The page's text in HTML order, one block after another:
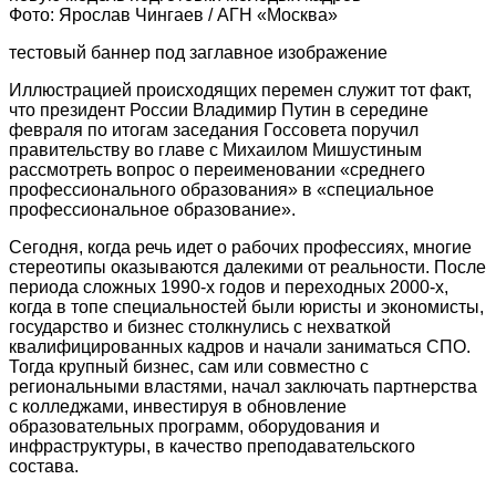
Фото: Ярослав Чингаев / АГН «Москва»
тестовый баннер под заглавное изображение
Иллюстрацией происходящих перемен служит тот факт,
что президент России Владимир Путин в середине
февраля по итогам заседания Госсовета поручил
правительству во главе с Михаилом Мишустиным
рассмотреть вопрос о переименовании «среднего
профессионального образования» в «специальное
профессиональное образование».
Сегодня, когда речь идет о рабочих профессиях, многие
стереотипы оказываются далекими от реальности. После
периода сложных 1990-х годов и переходных 2000-х,
когда в топе специальностей были юристы и экономисты,
государство и бизнес столкнулись с нехваткой
квалифицированных кадров и начали заниматься СПО.
Тогда крупный бизнес, сам или совместно с
региональными властями, начал заключать партнерства
с колледжами, инвестируя в обновление
образовательных программ, оборудования и
инфраструктуры, в качество преподавательского
состава.